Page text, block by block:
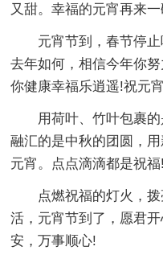
又甜。幸福的元宵再来
元宵节到，春节停
去年如何，相信今年你
你健康幸福乐逍遥!祝元
用荷叶、竹叶包裹
融汇的是中秋的团圆，
元宵。点点滴滴都是祝
点燃祝福的灯火，
活，元宵节到了，愿君
安，万事顺心!